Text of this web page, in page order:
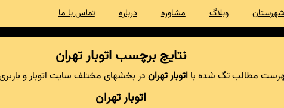
شهرستان وبلاگ مشاوره درباره تماس با ما
نتایج برچسب اتوبار تهران
مطالب تگ شده بااتوبار تهراندر بخشهای مختلف سایت اتوبار و
اتوبار تهران